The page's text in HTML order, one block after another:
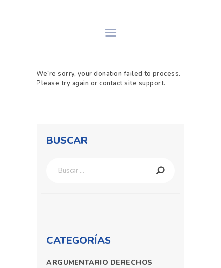
SOBRE SNH
PROCESO DE GS
We're sorry, your donation failed to process.
Please try again or contact site support.
BUSCAR
CATEGORÍAS
ARGUMENTARIO DERECHOS